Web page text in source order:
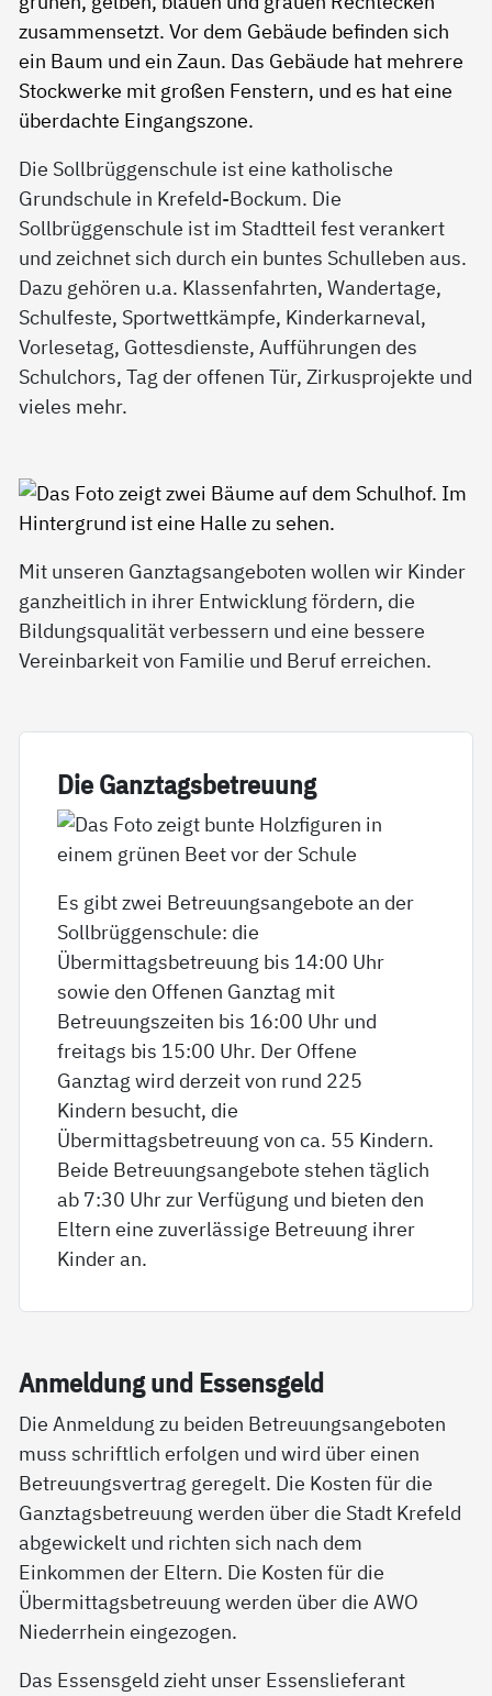
Die Sollbrüggenschule ist eine katholische
Grundschule in Krefeld-Bockum. Die
Sollbrüggenschule ist im Stadtteil fest verankert
und zeichnet sich durch ein buntes Schulleben aus.
Dazu gehören u.a. Klassenfahrten, Wandertage,
Schulfeste, Sportwettkämpfe, Kinderkarneval,
Vorlesetag, Gottesdienste, Aufführungen des
Schulchors, Tag der offenen Tür, Zirkusprojekte und
vieles mehr.
Mit unseren Ganztagsangeboten wollen wir Kinder
ganzheitlich in ihrer Entwicklung fördern, die
Bildungsqualität verbessern und eine bessere
Vereinbarkeit von Familie und Beruf erreichen.
Die Ganz­tags­be­t­reu­ung
Es gibt zwei Betreuungsangebote an der
Sollbrüggenschule: die
Übermittagsbetreuung bis 14:00 Uhr
sowie den Offenen Ganztag mit
Betreuungszeiten bis 16:00 Uhr und
freitags bis 15:00 Uhr. Der Offene
Ganztag wird derzeit von rund 225
Kindern besucht, die
Übermittagsbetreuung von ca. 55 Kindern.
Beide Betreuungsangebote stehen täglich
ab 7:30 Uhr zur Verfügung und bieten den
Eltern eine zuverlässige Betreuung ihrer
Kinder an.
An­mel­dung und Es­sens­geld
Die Anmeldung zu beiden Betreuungsangeboten
muss schriftlich erfolgen und wird über einen
Betreuungsvertrag geregelt. Die Kosten für die
Ganztagsbetreuung werden über die Stadt Krefeld
abgewickelt und richten sich nach dem
Einkommen der Eltern. Die Kosten für die
Übermittagsbetreuung werden über die AWO
Niederrhein eingezogen.
Das Essensgeld zieht unser Essenslieferant